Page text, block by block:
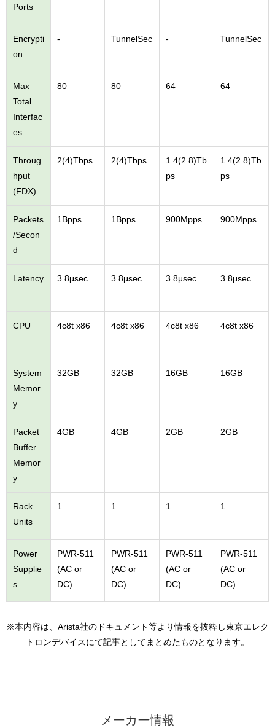
Ports
Encrypti
on
- TunnelSec - TunnelSec
Max
Total
Interfac
es
80 80 64 64
Throug
hput
(FDX)
2(4)Tbps 2(4)Tbps
1.4(2.8)Tb
ps
1.4(2.8)Tb
ps
Packets
/Secon
d
1Bpps 1Bpps 900Mpps 900Mpps
Latency 3.8μsec 3.8μsec 3.8μsec 3.8μsec
CPU 4c8t x86 4c8t x86 4c8t x86 4c8t x86
System
Memor
y
32GB 32GB 16GB 16GB
Packet
Buffer
Memor
y
4GB 4GB 2GB 2GB
Rack
Units
1 1 1 1
Power
Supplie
s
PWR-511
(AC or
DC)
PWR-511
(AC or
DC)
PWR-511
(AC or
DC)
PWR-511
(AC or
DC)
※本内容は、Arista社のドキュメント等より情報を抜粋し東京エレク
トロンデバイスにて記事としてまとめたものとなります。
メーカー情報